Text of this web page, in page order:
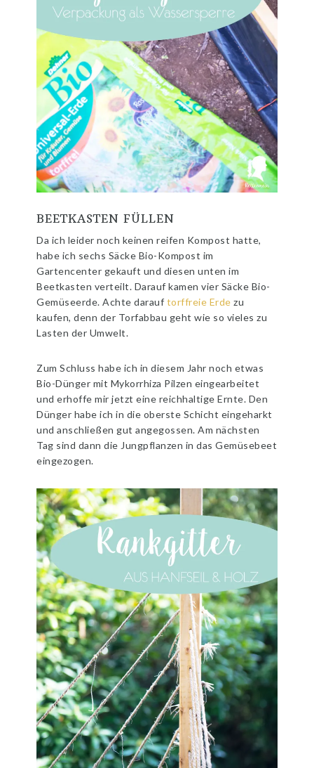
BEETKASTEN FÜLLEN
Da ich leider noch keinen reifen Kompost hatte,
habe ich sechs Säcke Bio-Kompost im
Gartencenter gekauft und diesen unten im
Beetkasten verteilt. Darauf kamen vier Säcke Bio-
Gemüseerde. Achte darauf torffreie Erde zu
kaufen, denn der Torfabbau geht wie so vieles zu
Lasten der Umwelt.
Zum Schluss habe ich in diesem Jahr noch etwas
Bio-Dünger mit Mykorrhiza Pilzen eingearbeitet
und erhoffe mir jetzt eine reichhaltige Ernte. Den
Dünger habe ich in die oberste Schicht eingeharkt
und anschließen gut angegossen. Am nächsten
Tag sind dann die Jungpflanzen in das Gemüsebeet
eingezogen.